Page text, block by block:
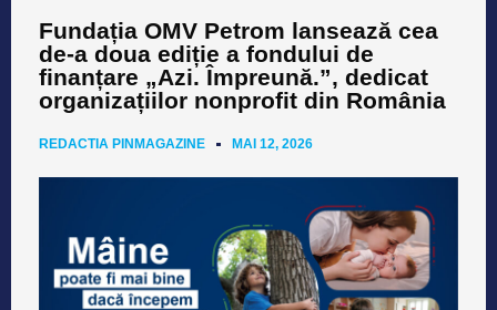
Fundația OMV Petrom lansează cea
de-a doua ediție a fondului de
finanțare „Azi. Împreună.”, dedicat
organizațiilor nonprofit din România
REDACTIA PINMAGAZINE MAI 12, 2026